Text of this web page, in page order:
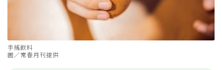
手搖飲料
圖／常春月刊提供